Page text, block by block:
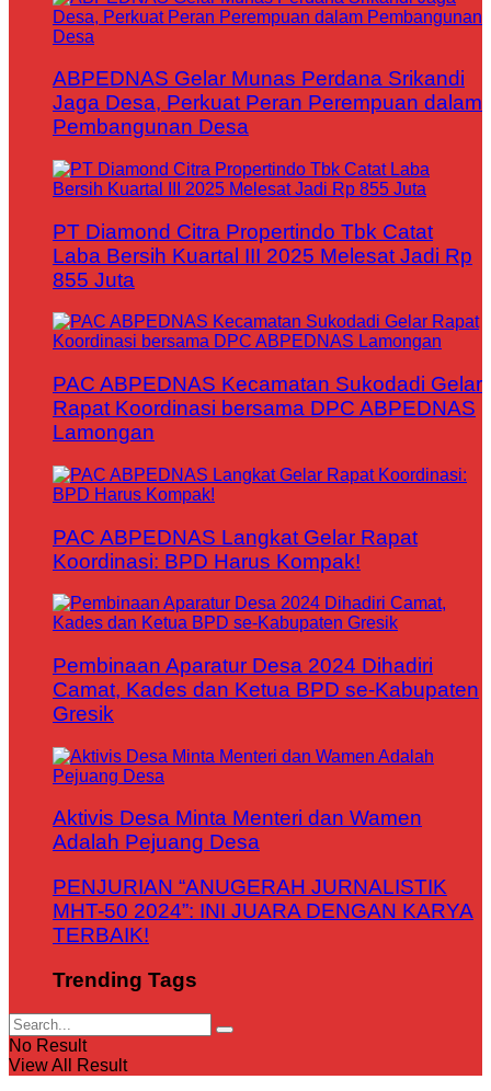
ABPEDNAS Gelar Munas Perdana Srikandi
Jaga Desa, Perkuat Peran Perempuan dalam
Pembangunan Desa
PT Diamond Citra Propertindo Tbk Catat
Laba Bersih Kuartal III 2025 Melesat Jadi Rp
855 Juta
PAC ABPEDNAS Kecamatan Sukodadi Gelar
Rapat Koordinasi bersama DPC ABPEDNAS
Lamongan
PAC ABPEDNAS Langkat Gelar Rapat
Koordinasi: BPD Harus Kompak!
Pembinaan Aparatur Desa 2024 Dihadiri
Camat, Kades dan Ketua BPD se-Kabupaten
Gresik
Aktivis Desa Minta Menteri dan Wamen
Adalah Pejuang Desa
PENJURIAN “ANUGERAH JURNALISTIK
MHT-50 2024”: INI JUARA DENGAN KARYA
TERBAIK!
Trending Tags
No Result
View All Result